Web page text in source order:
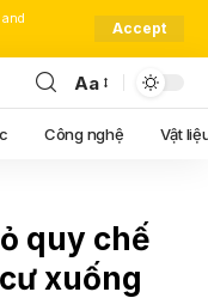
and
Accept
Font
Resizer
Aa
Công nghệ Vật
quy chế
xuống